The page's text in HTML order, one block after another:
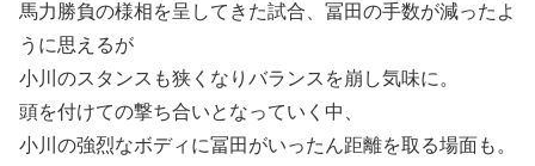
馬力勝負の様相を呈してきた試合、冨田の手数が減ったよ
うに思えるが
小川のスタンスも狭くなりバランスを崩し気味に。
頭を付けての撃ち合いとなっていく中、
小川の強烈なボディに冨田がいったん距離を取る場面も。